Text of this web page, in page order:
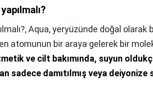
Aqua, yeryüzünde doğal olarak
atomunun bir araya gelerek bir
ve cilt bakımında, suyun
sadece damıtılmış veya deiyonize